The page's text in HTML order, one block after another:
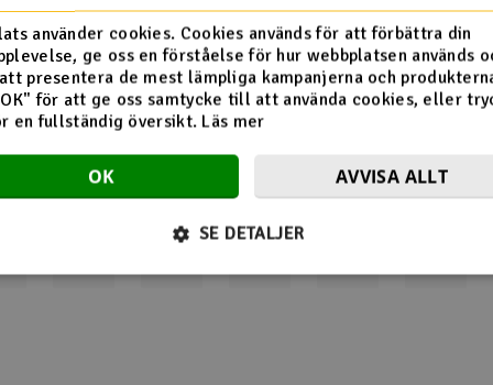
Flera tittade också på
använder cookies. Cookies används för att förbättra din
ge oss en förståelse för hur webbplatsen används
presentera de mest lämpliga kampanjerna och
för att ge oss samtycke till att använda cookies, eller
en fullständig översikt. Läs mer
OK AVVISA ALLT
SE DETALJER